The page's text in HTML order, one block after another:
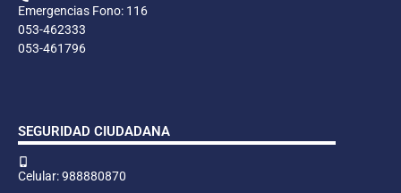
Emergencias Fono: 116
053-462333
053-461796
SEGURIDAD CIUDADANA
Celular: 988880870